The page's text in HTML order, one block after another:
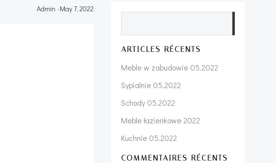
Admin -May 7, 2022
ARTICLES RÉCENTS
Meble w zabudowie 05.2022
Sypialnie 05.2022
Schody 05.2022
Meble łazienkowe 2022
Kuchnie 05.2022
COMMENTAIRES RÉCENTS